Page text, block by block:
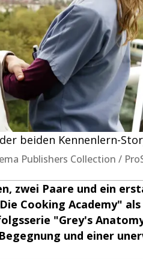
beiden Kennenlern-
Publishers Collection /
zwei Paare und ein
Cooking Academy"
"Grey's
und einer